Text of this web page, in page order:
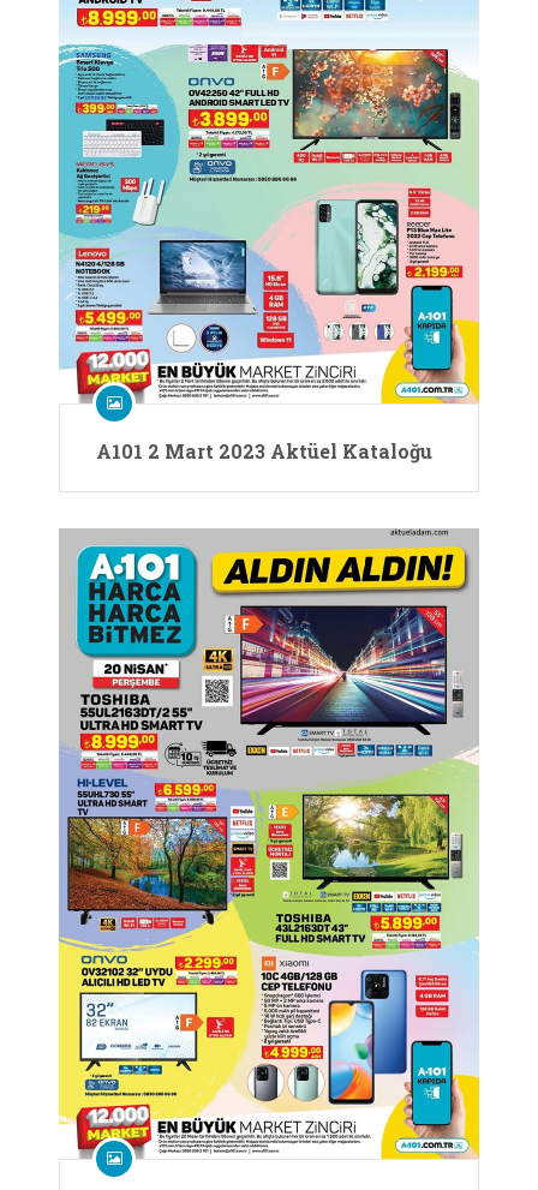
A101 2 Mart 2023 Aktüel Kataloğu